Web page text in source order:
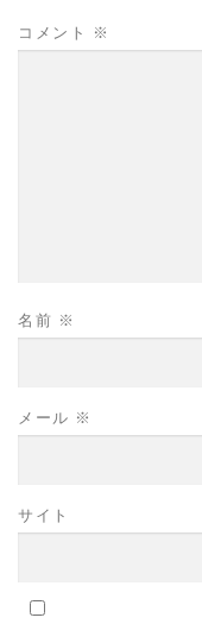
コメント ※
名前 ※
メール ※
サイト